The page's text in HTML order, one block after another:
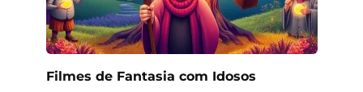
Filmes de Fantasia com Idosos